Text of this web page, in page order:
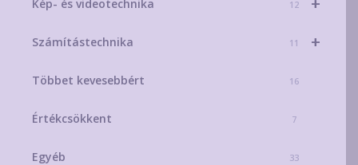
Kép- és videotechnika 12
+
Számítástechnika 11
Többet kevesebbért 16
Értékcsökkent 7
Egyéb 33